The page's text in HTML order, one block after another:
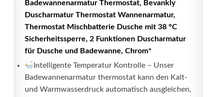
Badewannenarmatur Thermostat, Bevankly
Duscharmatur Thermostat Wannenarmatur,
Thermostat Mischbatterie Dusche mit 38 °C
Sicherheitssperre, 2 Funktionen Duscharmatur
für Dusche und Badewanne, Chrom*
Intelligente Temperatur Kontrolle – Unser
Badewannenarmatur thermostat kann den Kalt-
und Warmwasserdruck automatisch ausgleichen,